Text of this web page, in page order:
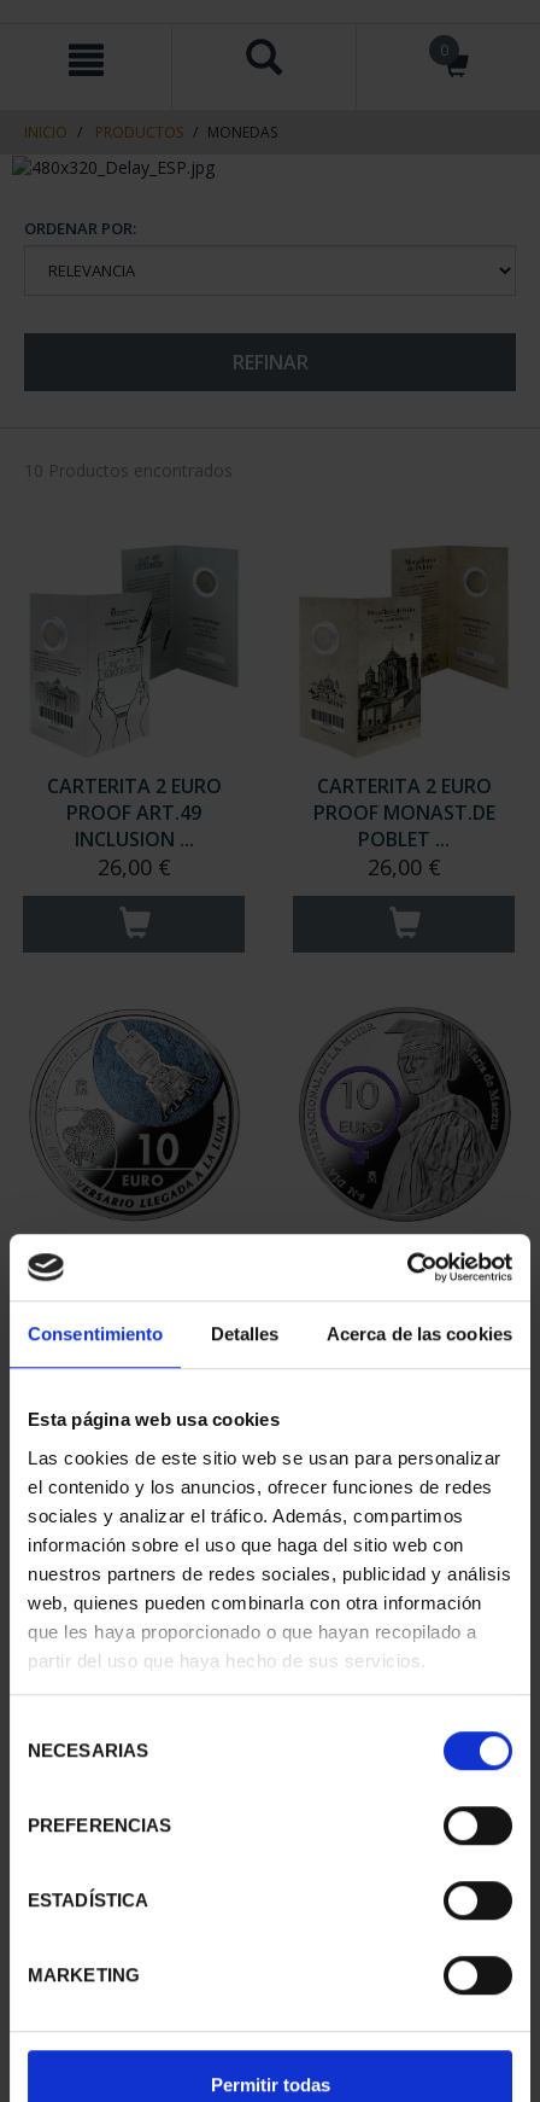
Consentimiento Detalles Acerca de las cookies
Esta página web usa cookies
Las cookies de este sitio web se usan para personalizar
el contenido y los anuncios, ofrecer funciones de redes
sociales y analizar el tráfico. Además, compartimos
información sobre el uso que haga del sitio web con
nuestros partners de redes sociales, publicidad y análisis
web, quienes pueden combinarla con otra información
que les haya proporcionado o que hayan recopilado a
partir del uso que haya hecho de sus servicios.
NECESARIAS
PREFERENCIAS
ESTADÍSTICA
MARKETING
Permitir todas
contenido
navegacin
0
INICIO PRODUCTOS MONEDAS
ORDENAR POR:
REFINAR
10 Productos encontrados
CARTERITA 2 EURO
PROOF ART.49
INCLUSION ...
26,00 €
CARTERITA 2 EURO
PROOF MONAST.DE
POBLET ...
26,00 €
LLEGADA A LA LUNA
(2019) ...
140,00 €
MARÍA DE MAEZTU
(2023) 8 REALES
140,00 €
(2024) 8 REALES
140,00 €
(2024) CINCUENTÍN
610,00 €